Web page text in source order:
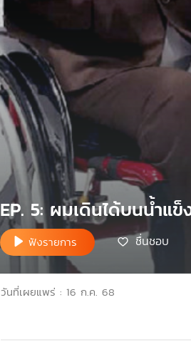
EP. 5: ผมเดินได้บนน้ำแ
ฟังรายการ ชื่นชอบ
วันที่เผยแพร่ : 16 ก.ค. 68